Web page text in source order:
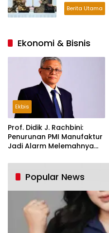
Berita Utama
Ekonomi & Bisnis
Ekbis
Prof. Didik J. Rachbini:
Penurunan PMI Manufaktur
Jadi Alarm Melemahnya
Popular News